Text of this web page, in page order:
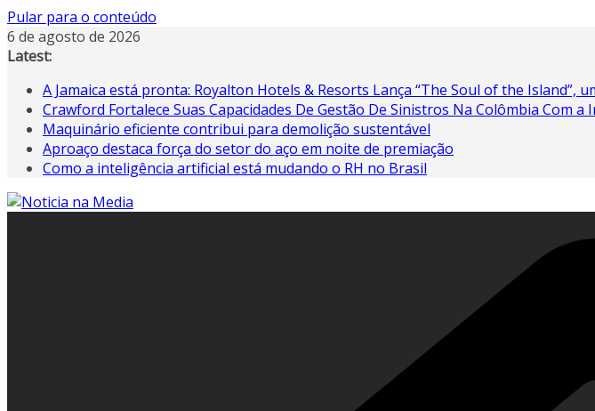
Pular para o conteúdo
6 de agosto de 2026
Latest:
A Jamaica está pronta: Royalton Hotels & Resorts Lança “The Soul of the Island”,
Crawford Fortalece Suas Capacidades De Gestão De Sinistros Na Colômbia Com
Maquinário eficiente contribui para demolição sustentável
Aproaço destaca força do setor do aço em noite de premiação
Como a inteligência artificial está mudando o RH no Brasil